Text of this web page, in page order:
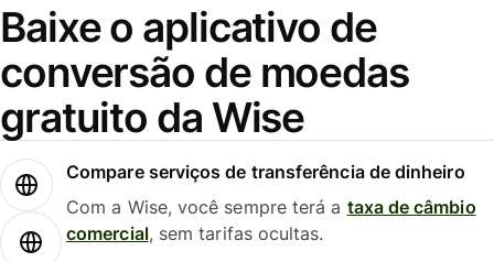
Baixe o aplicativo de
conversão de moedas
gratuito da Wise
Compare serviços de transferência de dinheiro
Com a Wise, você sempre terá a taxa de câmbio
comercial, sem tarifas ocultas.